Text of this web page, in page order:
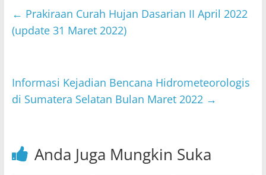
s
A
er e
b
k
l
← Prakiraan Curah Hujan Dasarian II April 2022
(update 31 Maret 2022)
Informasi Kejadian Bencana Hidrometeorologis
di Sumatera Selatan Bulan Maret 2022 →
Anda Juga Mungkin Suka